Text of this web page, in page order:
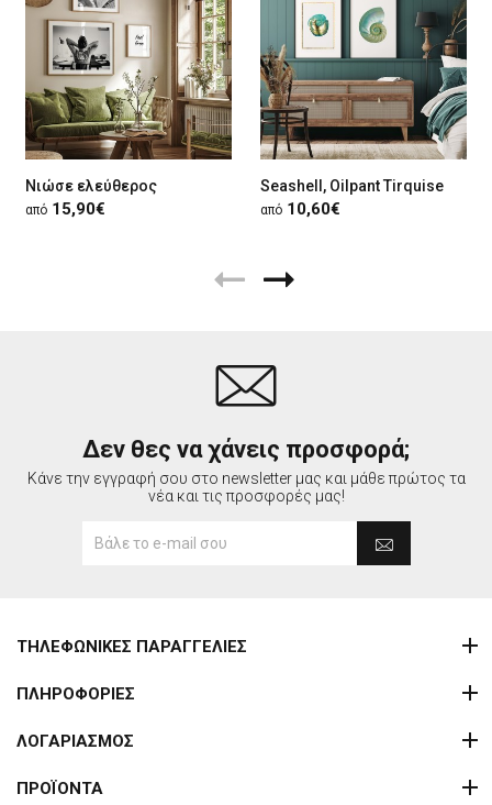
Νιώσε ελεύθερος
από 15,90€
Seashell, Oilpant Tirquise
από 10,60€
Δεν θες να χάνεις προσφορά;
Κάνε την εγγραφή σου στο newsletter μας και μάθε πρώτος τα
νέα και τις προσφορές μας!
ΤΗΛΕΦΩΝΙΚΕΣ ΠΑΡΑΓΓΕΛΙΕΣ
ΠΛΗΡΟΦΟΡΙΕΣ
ΛΟΓΑΡΙΑΣΜΟΣ
ΠΡΟΪΟΝΤΑ